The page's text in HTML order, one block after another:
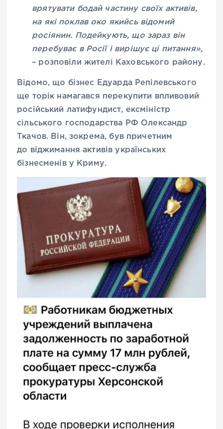
врятувати бодай частину своїх активів,
на які поклав око якийсь відомий
росіянин. Подейкують, що зараз він
перебуває в Росії і вирішує ці питання»,
– розповіли жителі Каховського району.
Відомо, що бізнес Едуарда Репілевського
ще торік намагався перекупити впливовий
російський латифундист, ексміністр
сільського господарства РФ Олександр
Ткачов. Він, зокрема, був причетним
до віджимання активів українських
бізнесменів у Криму.